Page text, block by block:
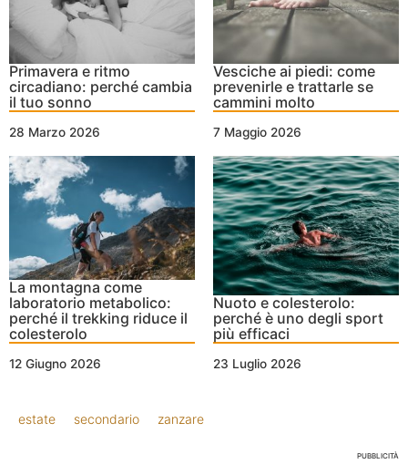
Primavera e ritmo
circadiano: perché cambia
il tuo sonno
28 Marzo 2026
Vesciche ai piedi: come
prevenirle e trattarle se
cammini molto
7 Maggio 2026
La montagna come
laboratorio metabolico:
perché il trekking riduce il
colesterolo
12 Giugno 2026
Nuoto e colesterolo:
perché è uno degli sport
più efficaci
23 Luglio 2026
estate secondario zanzare
PUBBLICITÀ